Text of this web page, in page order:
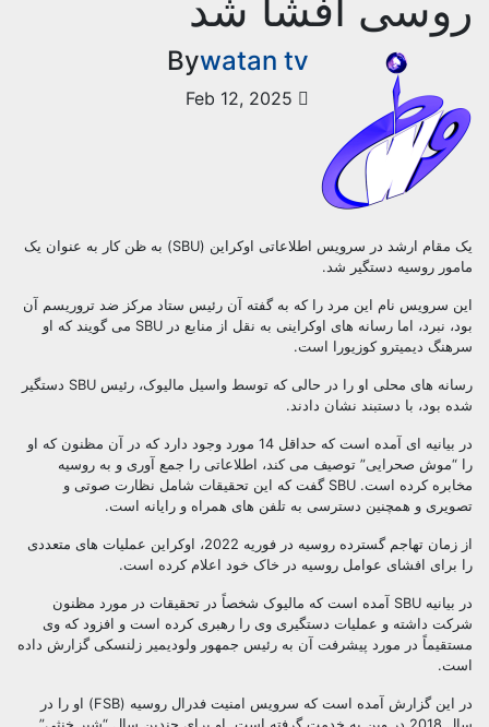
Bywatan tv
یک مقام ارشد در سرویس اطلاعاتی اوکراین (SBU) به ظن کار به عنوان یک
روسیه دستگیر شد.
سرویس نام این مرد را که به گفته آن رئیس ستاد مرکز ضد تروریسم آن
بود، نبرد، اما رسانه های اوکراینی به نقل از منابع در SBU می گویند که او
دیمیترو کوزیورا است.
رسانه های محلی او را در حالی که توسط واسیل مالیوک، رئیس SBU دستگیر
بود، با دستبند نشان دادند.
در بیانیه ای آمده است که حداقل 14 مورد وجود دارد که در آن مظنون که او
صحرایی” توصیف می کند، اطلاعاتی را جمع آوری و به روسیه
مخابره کرده است. SBU گفت که این تحقیقات شامل نظارت صوتی و
و همچنین دسترسی به تلفن های همراه و رایانه است.
از زمان تهاجم گسترده روسیه در فوریه 2022، اوکراین عملیات های متعددی
افشای عوامل روسیه در خاک خود اعلام کرده است.
در بیانیه SBU آمده است که مالیوک شخصاً در تحقیقات در مورد مظنون
داشته و عملیات دستگیری وی را رهبری کرده است و افزود که وی
در مورد پیشرفت آن به رئیس جمهور ولودیمیر زلنسکی گزارش داده
در این گزارش آمده است که سرویس امنیت فدرال روسیه (FSB) او را در